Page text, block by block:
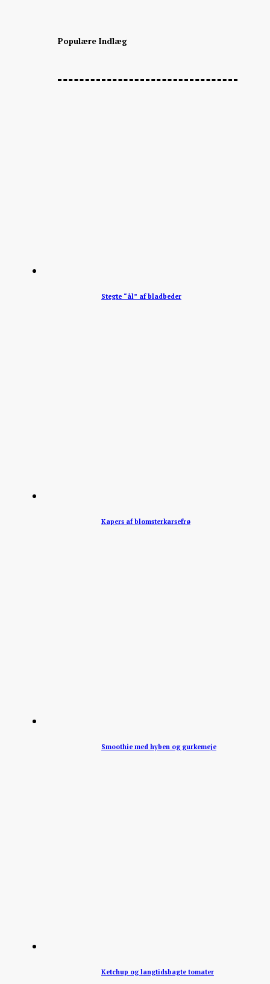
Populære Indlæg
Stegte “ål” af bladbeder
Kapers af blomsterkarsefrø
Smoothie med hyben og gurkemeje
Ketchup og langtidsbagte tomater